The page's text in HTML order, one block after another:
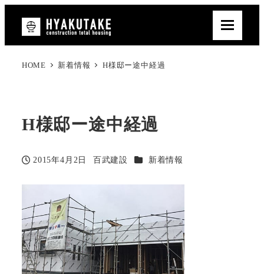
HOME 新着情報 H様邸ー途中経過
H様邸ー途中経過
投稿日
2015年4月2日
著
百武建設 カテゴリー
新着情報